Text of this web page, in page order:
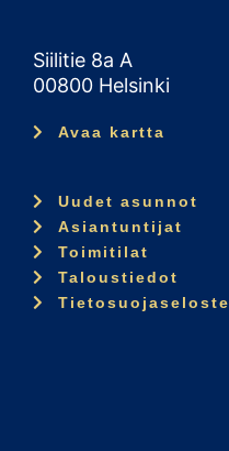
Siilitie 8a A
00800 Helsinki
Avaa kartta
Uudet asunnot
Asiantuntijat
Toimitilat
Taloustiedot
Tietosuojaseloste